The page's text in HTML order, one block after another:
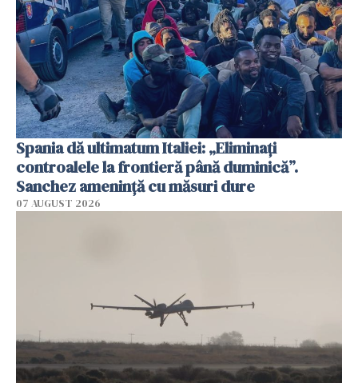
Spania dă ultimatum Italiei: „Eliminați
controalele la frontieră până duminică”.
Sanchez amenință cu măsuri dure
07 AUGUST 2026